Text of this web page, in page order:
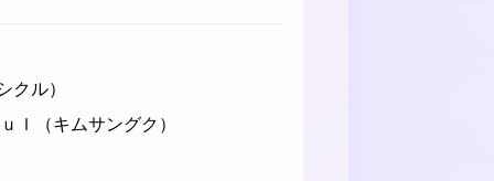
クル）
ｌ（キムサングク）